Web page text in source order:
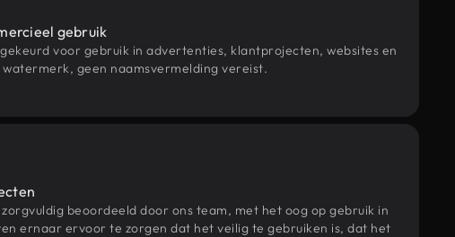
gebruik
voor gebruik in advertenties, klantprojecten, websites en
geen naamsvermelding vereist.
beoordeeld door ons team, met het oog op gebruik in
ernaar ervoor te zorgen dat het veilig te gebruiken is, dat het